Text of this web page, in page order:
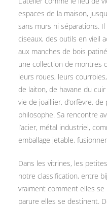
espaces de la maison,
sans murs ni séparations.
ciseaux, des outils en vieil
aux manches de bois
une collection de montres
leurs roues, leurs
de laiton, de havane du
vie de joaillier, d’orfèvre,
philosophe. Sa rencontre
l’acier, métal industriel,
emballage jetable,
Dans les vitrines, les
notre classification, entre
vraiment comment elles
parure elles se destinent.